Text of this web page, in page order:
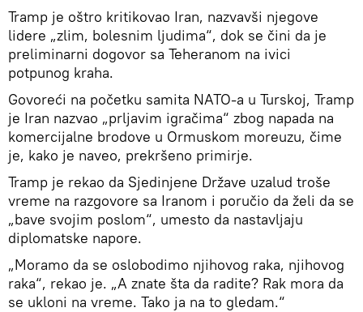
Tramp je oštro kritikovao Iran, nazvavši njegove
lidere „zlim, bolesnim ljudima“, dok se čini da je
preliminarni dogovor sa Teheranom na ivici
potpunog kraha.
Govoreći na početku samita NATO-a u Turskoj, Tramp
je Iran nazvao „prljavim igračima“ zbog napada na
komercijalne brodove u Ormuskom moreuzu, čime
je, kako je naveo, prekršeno primirje.
Tramp je rekao da Sjedinjene Države uzalud troše
vreme na razgovore sa Iranom i poručio da želi da se
„bave svojim poslom“, umesto da nastavljaju
diplomatske napore.
„Moramo da se oslobodimo njihovog raka, njihovog
raka“, rekao je. „A znate šta da radite? Rak mora da
se ukloni na vreme. Tako ja na to gledam.“